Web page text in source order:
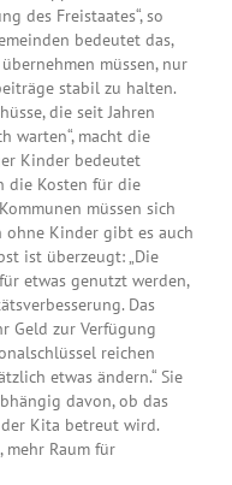
des Freistaates“, so
bedeutet das,
müssen, nur
stabil zu halten.
die seit Jahren
warten“, macht die
Kinder bedeutet
die Kosten für die
müssen sich
ohne Kinder gibt es auch
ist überzeugt: „Die
etwas genutzt werden,
Das
Geld zur Verfügung
reichen
etwas ändern.“ Sie
davon, ob das
Kita betreut wird.
mehr Raum für